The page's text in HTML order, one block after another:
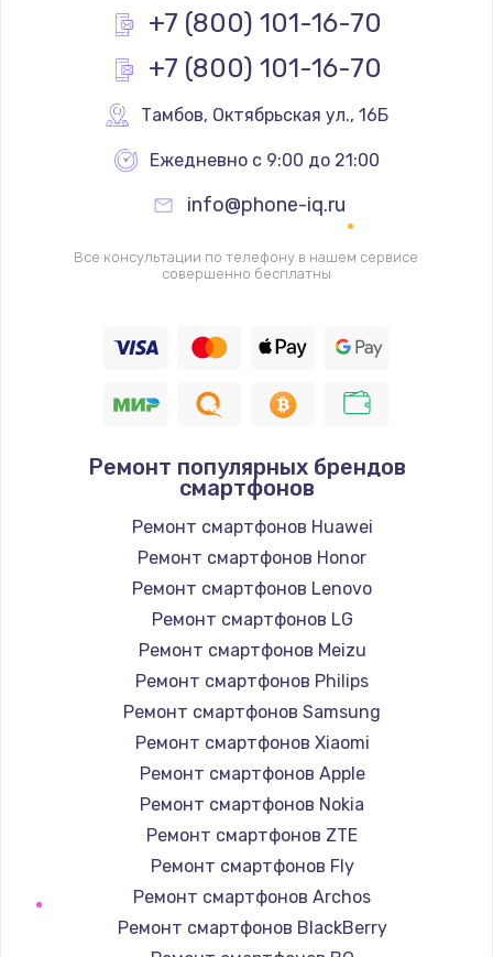
Заказать
Замена основной камеры
Замена элемента
1190 руб.
Заказать
1330 руб.
1190 руб.
Заказать
Замена корпуса
890 руб.
Заказать
Замена тачпада
1330 руб.
Заказать
Замена контроллера питания
1490 руб.
Заказать
Замена южного моста
+7 (800) 101-16-70
+7 (800) 101-16-70
Тамбов, Октябрьская ул., 16Б
Ежедневно с 9:00 до 21:00
info@phone-iq.ru
Все консультации по телефону в нашем сервисе
совершенно бесплатны
Ремонт популярных брендов
смартфонов
Ремонт смартфонов Huawei
Ремонт смартфонов Honor
Ремонт смартфонов Lenovo
Ремонт смартфонов LG
Ремонт смартфонов Meizu
Ремонт смартфонов Philips
Ремонт смартфонов Samsung
Ремонт смартфонов Xiaomi
Ремонт смартфонов Apple
Ремонт смартфонов Nokia
Ремонт смартфонов ZTE
Ремонт смартфонов Fly
Ремонт смартфонов Archos
Ремонт смартфонов BlackBerry